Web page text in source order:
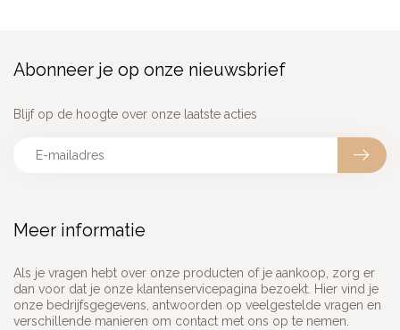
Meer informatie
Als je vragen hebt over onze producten of je aankoop, zorg er
dan voor dat je onze klantenservicepagina bezoekt. Hier vind je
onze bedrijfsgegevens, antwoorden op veelgestelde vragen en
verschillende manieren om contact met ons op te nemen.
Abonneer je op onze nieuwsbrief
Blijf op de hoogte over onze laatste acties